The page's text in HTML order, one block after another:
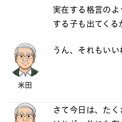
実在する格言のよ
する子も出てくる
米田
うん、それもいい
さて今日は、た